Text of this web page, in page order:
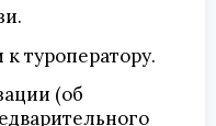
туроператору.
(об